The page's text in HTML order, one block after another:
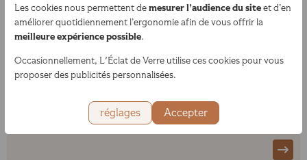
Les cookies nous permettent demesurer l’audience du siteet d’en
améliorer quotidiennement l’ergonomie afin de vous offrir la
meilleure expérience possible.
Occasionnellement, L'Éclat de Verre utilise ces cookies pour vous
proposer des publicités personnalisées.
réglages Accepter
Encadrement sur mesure